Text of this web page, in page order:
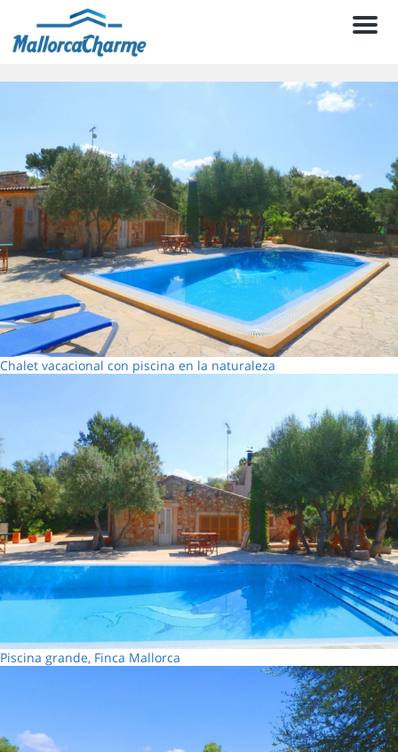
Menu
Chalet vacacional con piscina en la naturaleza
Piscina grande, Finca Mallorca